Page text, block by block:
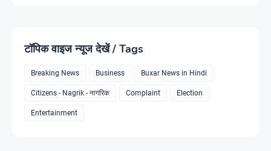
टॉपिक वाइज न्यूज देखें / Tags
Breaking News Business Buxar News in Hindi
Citizens - Nagrik - नागरिक Complaint Election
Entertainment